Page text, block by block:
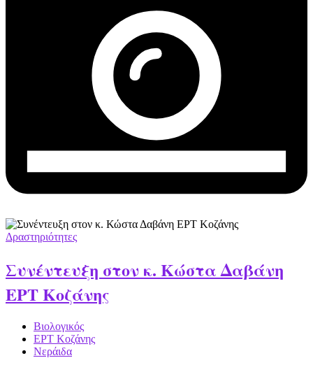
Δραστηριότητες
Συνέντευξη στον κ. Κώστα Δαβάνη
ΕΡΤ Κοζάνης
Βιολογικός
ΕΡΤ Κοζάνης
Νεράιδα